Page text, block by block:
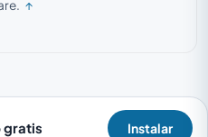
↑
gratis Instalar